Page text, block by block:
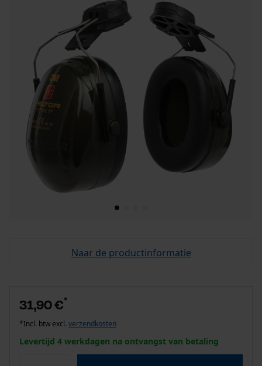
Naar de productinformatie
31,90 €*
*Incl. btw excl. verzendkosten
Levertijd 4 werkdagen na ontvangst van betaling